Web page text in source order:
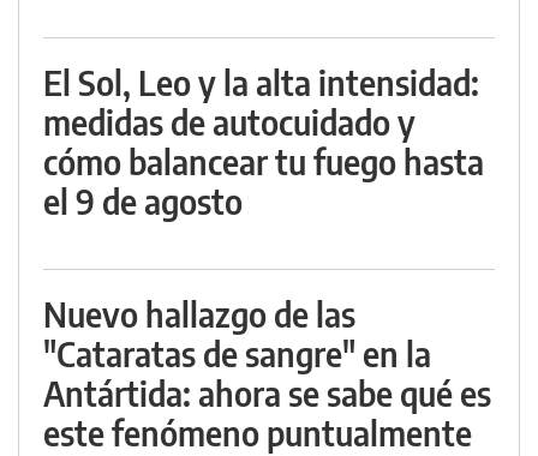
El Sol, Leo y la alta intensidad:
medidas de autocuidado y
cómo balancear tu fuego hasta
el 9 de agosto
Nuevo hallazgo de las
"Cataratas de sangre" en la
Antártida: ahora se sabe qué es
este fenómeno puntualmente